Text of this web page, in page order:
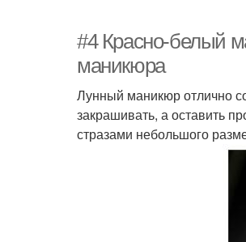
#4 Красно-белый
маникюра
Лунный маникюр отлично
закрашивать, а оставить
стразами небольшого